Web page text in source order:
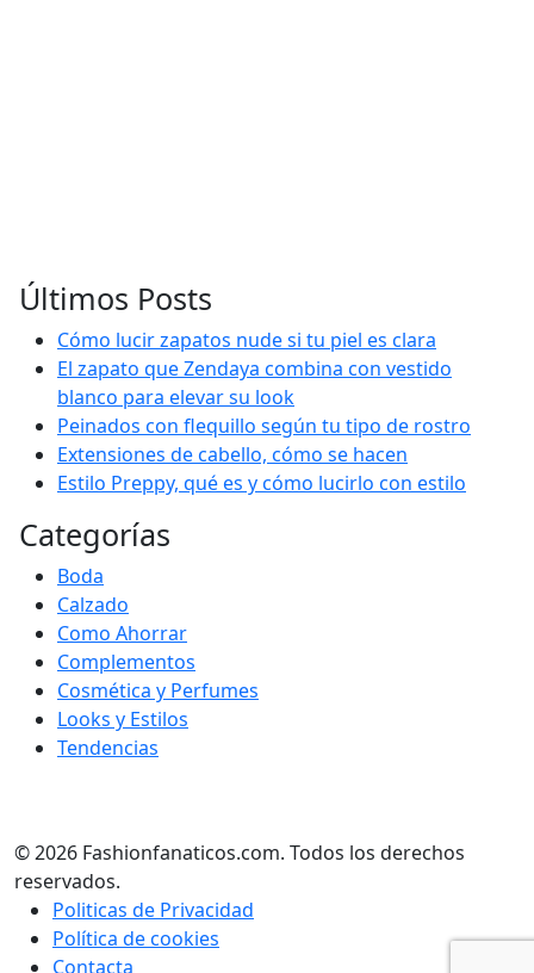
Últimos Posts
Cómo lucir zapatos nude si tu piel es clara
El zapato que Zendaya combina con vestido
blanco para elevar su look
Peinados con flequillo según tu tipo de rostro
Extensiones de cabello, cómo se hacen
Estilo Preppy, qué es y cómo lucirlo con estilo
Categorías
Boda
Calzado
Como Ahorrar
Complementos
Cosmética y Perfumes
Looks y Estilos
Tendencias
© 2026 Fashionfanaticos.com. Todos los derechos
reservados.
Politicas de Privacidad
Política de cookies
Contacta